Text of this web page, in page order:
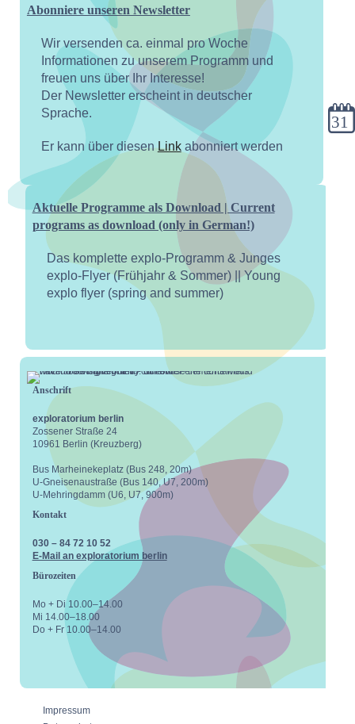
Abonniere unseren Newsletter
Wir versenden ca. einmal pro Woche
Informationen zu unserem Programm und
freuen uns über Ihr Interesse!
Der Newsletter erscheint in deutscher
Sprache.
Er kann über diesenLinkabonniert werden
Aktuelle Programme als Download | Current
programs as download (only in German!)
Das komplette explo-Programm & Junges
explo-Flyer (Frühjahr & Sommer) || Young
explo flyer (spring and summer)
Anschrift
exploratorium berlin
Zossener Straße 24
10961 Berlin (Kreuzberg)
Bus Marheinekeplatz (Bus 248, 20m)
U-Gneisenaustraße (Bus 140, U7, 200m)
U-Mehringdamm (U6, U7, 900m)
Kontakt
030 – 84 72 10 52
E-Mail an exploratorium berlin
Bürozeiten
Mo + Di 10.00–14.00
Mi 14.00–18.00
Do + Fr 10.00–14.00
facebook
instagram youtube
Impressum